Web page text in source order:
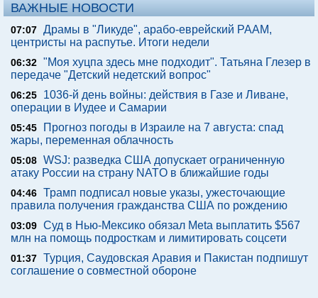
ВАЖНЫЕ НОВОСТИ
07:07 Драмы в "Ликуде", арабо-еврейский РААМ,
центристы на распутье. Итоги недели
06:32 "Моя хуцпа здесь мне подходит". Татьяна Глезер в
передаче "Детский недетский вопрос"
06:25
1036-й день войны: действия в Газе и Ливане,
операции в Иудее и Самарии
05:45
Прогноз погоды в Израиле на 7 августа: спад
жары, переменная облачность
05:08 WSJ: разведка США допускает ограниченную
атаку России на страну NATO в ближайшие годы
04:46 Трамп подписал новые указы, ужесточающие
правила получения гражданства США по рождению
03:09 Суд в Нью-Мексико обязал Meta выплатить $567
млн на помощь подросткам и лимитировать соцсети
01:37 Турция, Саудовская Аравия и Пакистан подпишут
соглашение о совместной обороне